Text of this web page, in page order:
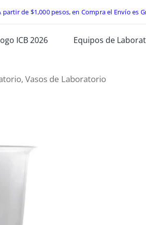
partir de $1,000 pesos, en Compra el Envío es
ICB 2026 Equipos de
,Vasos de Laboratorio